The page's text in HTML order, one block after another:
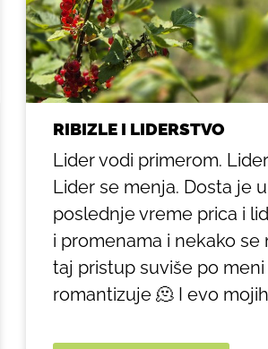
RIBIZLE I LIDERSTVO
Lider vodi primerom.
Lider se menja. Dosta je u
poslednje vreme prica i
i promenama i nekako se
taj pristup suviše po meni
romantizuje 🫠 I evo